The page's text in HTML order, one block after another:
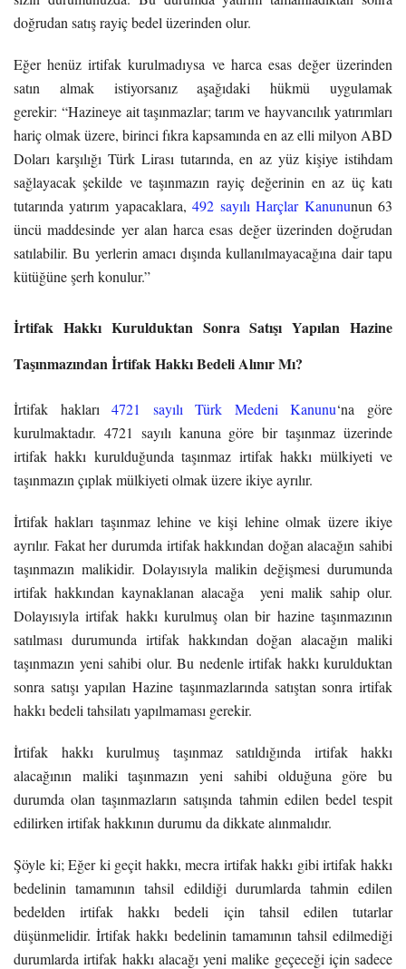
doğrudan satış rayiç bedel üzerinden olur.
Eğer henüz irtifak kurulmadıysa ve harca esas değer üzerinden
satın almak istiyorsanız aşağıdaki hükmü uygulamak
gerekir: “Hazineye ait taşınmazlar; tarım ve hayvancılık yatırımları
hariç olmak üzere, birinci fıkra kapsamında en az elli milyon ABD
Doları karşılığı Türk Lirası tutarında, en az yüz kişiye istihdam
sağlayacak şekilde ve taşınmazın rayiç değerinin en az üç katı
tutarında yatırım yapacaklara,492 sayılı Harçlar Kanununun 63
üncü maddesinde yer alan harca esas değer üzerinden doğrudan
satılabilir. Bu yerlerin amacı dışında kullanılmayacağına dair tapu
kütüğüne şerh konulur.”
İrtifak Hakkı Kurulduktan Sonra Satışı Yapılan Hazine
Taşınmazından İrtifak Hakkı Bedeli Alınır Mı?
İrtifak hakları4721 sayılı Türk Medeni Kanunu‘na göre
kurulmaktadır. 4721 sayılı kanuna göre bir taşınmaz üzerinde
irtifak hakkı kurulduğunda taşınmaz irtifak hakkı mülkiyeti ve
taşınmazın çıplak mülkiyeti olmak üzere ikiye ayrılır.
İrtifak hakları taşınmaz lehine ve kişi lehine olmak üzere ikiye
ayrılır. Fakat her durumda irtifak hakkından doğan alacağın sahibi
taşınmazın malikidir. Dolayısıyla malikin değişmesi durumunda
irtifak hakkından kaynaklanan alacağa yeni malik sahip olur.
Dolayısıyla irtifak hakkı kurulmuş olan bir hazine taşınmazının
satılması durumunda irtifak hakkından doğan alacağın maliki
taşınmazın yeni sahibi olur. Bu nedenle irtifak hakkı kurulduktan
sonra satışı yapılan Hazine taşınmazlarında satıştan sonra irtifak
hakkı bedeli tahsilatı yapılmaması gerekir.
İrtifak hakkı kurulmuş taşınmaz satıldığında irtifak hakkı
alacağının maliki taşınmazın yeni sahibi olduğuna göre bu
durumda olan taşınmazların satışında tahmin edilen bedel tespit
edilirken irtifak hakkının durumu da dikkate alınmalıdır.
Şöyle ki; Eğer ki geçit hakkı, mecra irtifak hakkı gibi irtifak hakkı
bedelinin tamamının tahsil edildiği durumlarda tahmin edilen
bedelden irtifak hakkı bedeli için tahsil edilen tutarlar
düşünmelidir. İrtifak hakkı bedelinin tamamının tahsil edilmediği
durumlarda irtifak hakkı alacağı yeni malike geçeceği için sadece